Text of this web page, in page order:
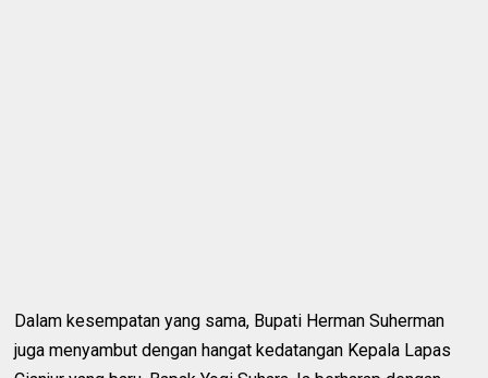
Dalam kesempatan yang sama, Bupati Herman Suherman
juga menyambut dengan hangat kedatangan Kepala Lapas